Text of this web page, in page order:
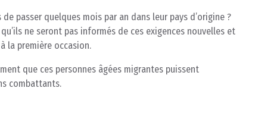
passer quelques mois par an dans leur pays d’origine ?
ne seront pas informés de ces exigences nouvelles et
la première occasion.
que ces personnes âgées migrantes puissent
combattants.